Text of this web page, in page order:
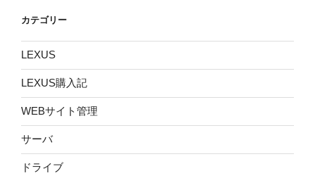
カテゴリー
LEXUS
LEXUS購入記
WEBサイト管理
サーバ
ドライブ